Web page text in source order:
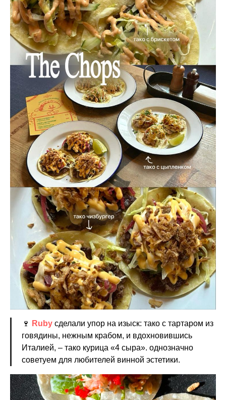
🍷 Ruby сделали упор на изыск: тако с тартаром из
говядины, нежным крабом, и вдохновившись
Италией, – тако курица «4 сыра». однозначно
советуем для любителей винной эстетики.